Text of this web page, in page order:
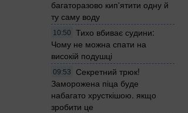
багаторазово кип'ятити одну й
ту саму воду
10:50
Тихо вбиває судини:
Чому не можна спати на
високій подушці
09:53
Секретний трюк!
Заморожена піца буде
набагато хрусткішою. якщо
зробити це